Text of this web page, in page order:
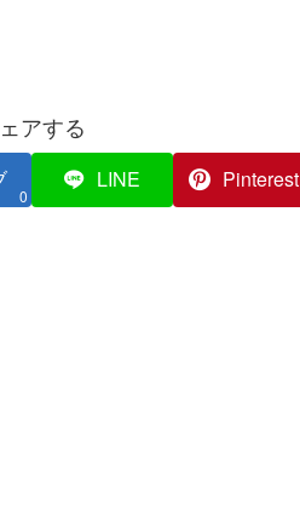
アする
0
LINE Pinterest